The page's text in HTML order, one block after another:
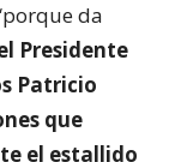
da
Presidente
Patricio
que
el estallido